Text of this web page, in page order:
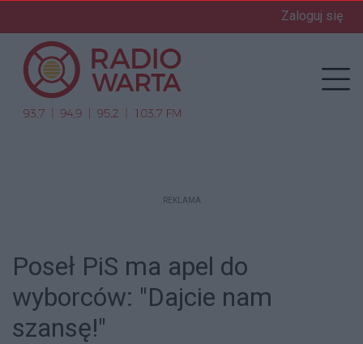
Zaloguj się
REKLAMA
Poseł PiS ma apel do
wyborców: "Dajcie nam
szansę!"